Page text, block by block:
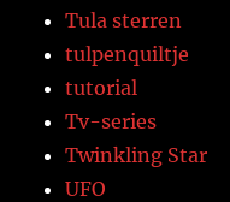
Tula sterren
tulpenquiltje
tutorial
Tv-series
Twinkling Star
UFO